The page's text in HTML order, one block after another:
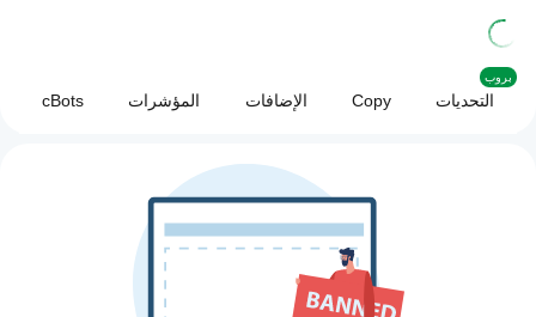
cBots المؤشرات الإضافات Copy التحديات
بروب